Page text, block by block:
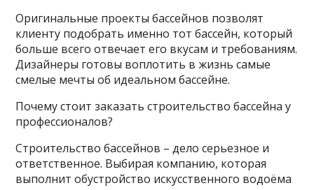
Оригинальные проекты бассейнов позволят
клиенту подобрать именно тот бассейн, который
больше всего отвечает его вкусам и требованиям.
Дизайнеры готовы воплотить в жизнь самые
смелые мечты об идеальном бассейне.
Почему стоитзаказать строительство бассейна у
профессионалов?
Строительство бассейнов – дело серьезное и
ответственное. Выбирая компанию, которая
выполнит обустройство искусственного водоёма